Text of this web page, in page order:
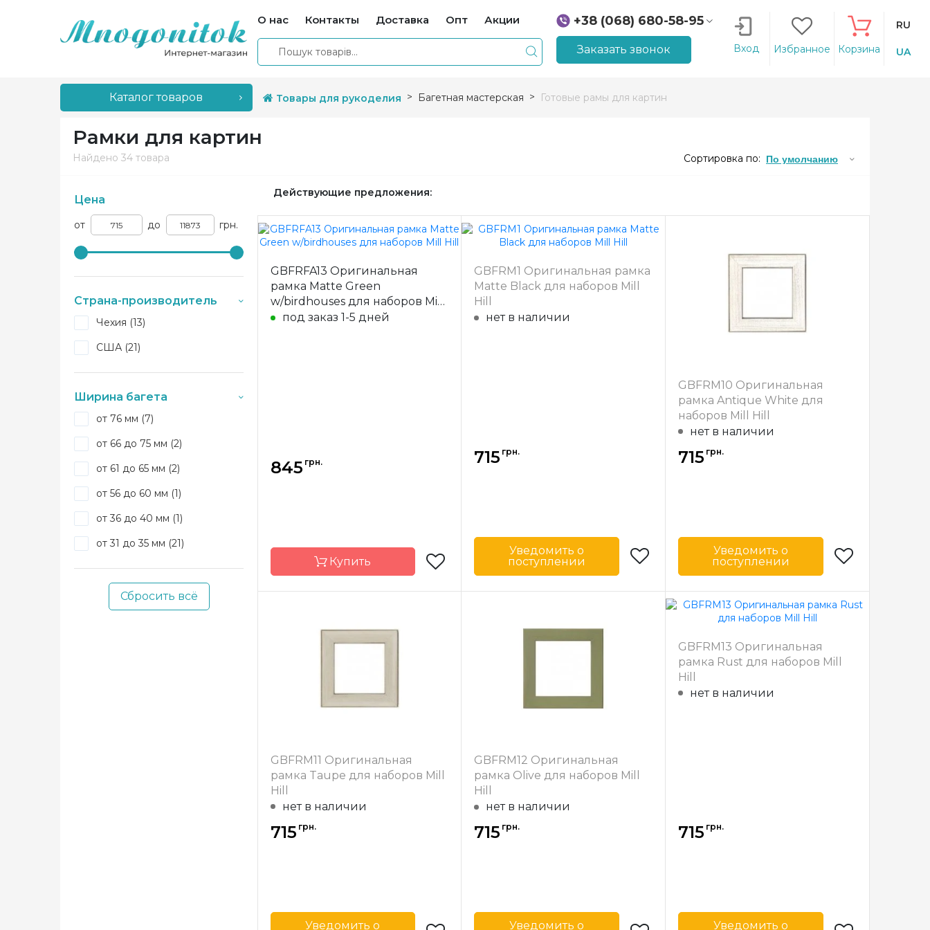
О нас Контакты Доставка Опт Акции
+38 (068) 680-58-95
+38 (066) 207-14-90
Заказать звонок Вход Избранное Корзина
RU
UA
Каталог товаров Товары для рукоделия Багетная мастерская Готовые рамы для картин
Рамки для картин
Найдено 34 товара Сортировка по: По умолчанию
Цена
от до грн.
Страна-производитель
Чехия (13)
США (21)
Ширина багета
от 76 мм (7)
от 66 до 75 мм (2)
от 61 до 65 мм (2)
от 56 до 60 мм (1)
от 36 до 40 мм (1)
от 31 до 35 мм (21)
Сбросить всё
Действующие предложения:
GBFRFA13 Оригинальная
рамка Matte Green
w/birdhouses для наборов Mill
Hillпод заказ 1-5 дней
845 грн.
Купить
GBFRM1 Оригинальная рамка
Matte Black для наборов Mill
Hill
нет в наличии
715 грн.
Уведомить о
поступлении
Бренд
Mill Hill
Ширина багета
GBFRM10 Оригинальная
рамка Antique White для
наборов Mill Hill
нет в наличии
715 грн.
Уведомить о
поступлении
Бренд
Mill Hill
Страна-
производитель
США
Ширина багета
в мм
Материал
багета
GBFRM11 Оригинальная
рамка Taupe для наборов Mill
Hill
нет в наличии
715 грн.
Уведомить о
GBFRM12 Оригинальная
рамка Olive для наборов Mill
Hill
нет в наличии
715 грн.
Уведомить о
GBFRM13 Оригинальная
рамка Rust для наборов Mill
Hill
нет в наличии
715 грн.
Уведомить о